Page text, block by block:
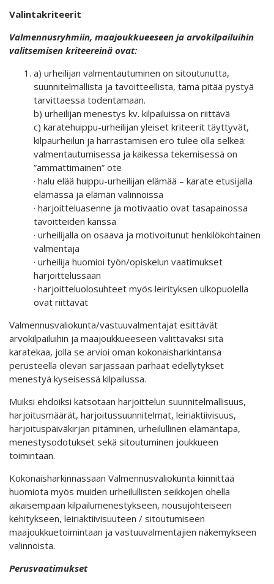
Valintakriteerit
Valmennusryhmiin, maajoukkueeseen ja arvokilpailuihin
valitsemisen kriteereinä ovat:
a) urheilijan valmentautuminen on sitoutunutta,
suunnitelmallista ja tavoitteellista, tämä pitää pystyä
tarvittaessa todentamaan.
b) urheilijan menestys kv. kilpailuissa on riittävä
c) karatehuippu-urheilijan yleiset kriteerit täyttyvät,
kilpaurheilun ja harrastamisen ero tulee olla selkeä:
valmentautumisessa ja kaikessa tekemisessä on
”ammattimainen” ote
· halu elää huippu-urheilijan elämää – karate etusijalla
elämässä ja elämän valinnoissa
· harjoitteluasenne ja motivaatio ovat tasapainossa
tavoitteiden kanssa
· urheilijalla on osaava ja motivoitunut henkilökohtainen
valmentaja
· urheilija huomioi työn/opiskelun vaatimukset
harjoittelussaan
· harjoitteluolosuhteet myös leirityksen ulkopuolella
ovat riittävät
Valmennusvaliokunta/vastuuvalmentajat esittävät
arvokilpailuihin ja maajoukkueeseen valittavaksi sitä
karatekaa, jolla se arvioi oman kokonaisharkintansa
perusteella olevan sarjassaan parhaat edellytykset
menestyä kyseisessä kilpailussa.
Muiksi ehdoiksi katsotaan harjoittelun suunnitelmallisuus,
harjoitusmäärät, harjoitussuunnitelmat, leiriaktiivisuus,
harjoituspäiväkirjan pitäminen, urheilullinen elämäntapa,
menestysodotukset sekä sitoutuminen joukkueen
toimintaan.
Kokonaisharkinnassaan Valmennusvaliokunta kiinnittää
huomiota myös muiden urheilullisten seikkojen ohella
aikaisempaan kilpailumenestykseen, nousujohteiseen
kehitykseen, leiriaktiivisuuteen / sitoutumiseen
maajoukkuetoimintaan ja vastuuvalmentajien näkemykseen
valinnoista.
Perusvaatimukset